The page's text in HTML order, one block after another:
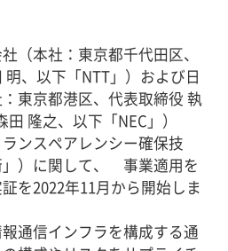
（本社：東京都千代田区、
、以下「NTT」）および日
東京都港区、代表取締役 執
隆之、以下「NEC」）
ンスペアレンシー確保技
）に関して、 事業適用を
を2022年11月から開始しま
通信インフラを構成する通